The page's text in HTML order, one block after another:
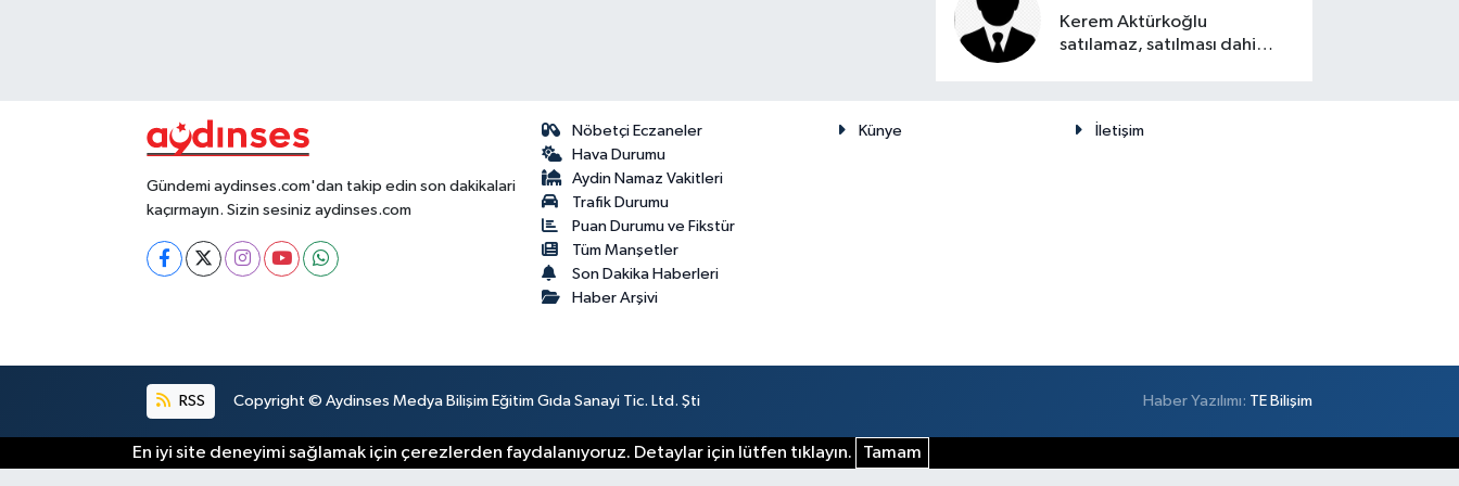
Kerem Aktürkoğlu
satılamaz, satılması dahi
Gündemi aydinses.com'dan takip edin son dakikalari
kaçırmayın. Sizin sesiniz aydinses.com
Nöbetçi Eczaneler
Hava Durumu
Aydin Namaz Vakitleri
Trafik Durumu
Puan Durumu ve Fikstür
Tüm Manşetler
Son Dakika Haberleri
Haber Arşivi
Künye İletişim
RSS Copyright © Aydinses Medya Bilişim Eğitim Gıda Sanayi Tic. Ltd. Şti Haber Yazılımı: TE Bilişim
En iyi site deneyimi sağlamak için çerezlerden faydalanıyoruz. Detaylar için lütfen tıklayın. Tamam